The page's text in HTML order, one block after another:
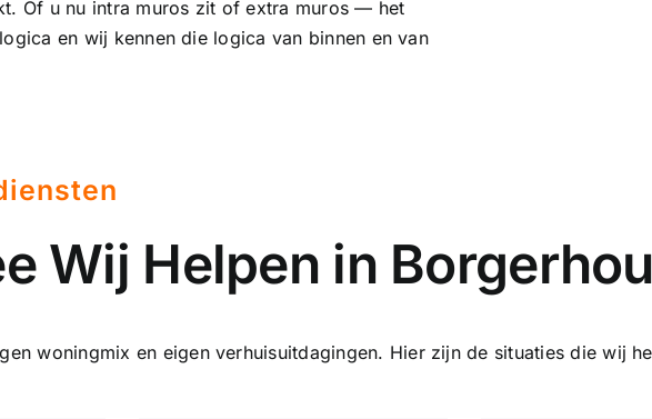
Of u nu intra muros zit of extra muros — het
en wij kennen die logica van binnen en van
Wij Helpen in
woningmix en eigen verhuisuitdagingen. Hier zijn de situaties die wij